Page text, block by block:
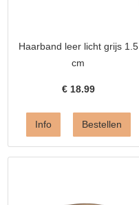
Haarband leer licht grijs 1.5
cm
€ 18.99